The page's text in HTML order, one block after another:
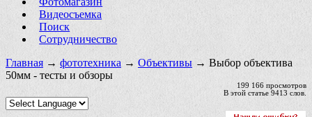
Видеосъемка
Поиск
Сотрудничество
Главная → фототехника → Объективы → Выбор объектива
50мм - тесты и обзоры
199 166 просмотров
В этой статье 9413 слов.